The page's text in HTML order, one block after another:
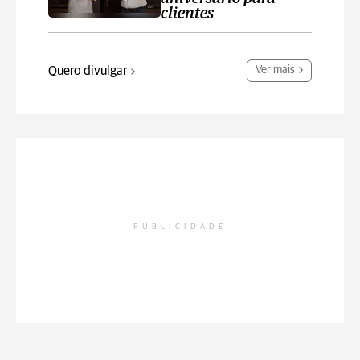
clientes
Quero divulgar Ver mais
PUBLICIDADE